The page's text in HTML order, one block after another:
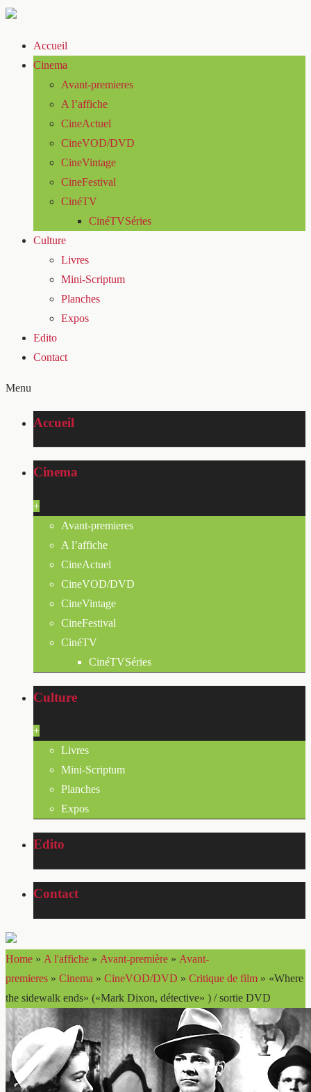
Accueil
Cinema
Avant-premieres
A l’affiche
CineActuel
CineVOD/DVD
CineVintage
CineFestival
CinéTV
CinéTVSéries
Culture
Livres
Mini-Scriptum
Planches
Expos
Edito
Contact
Menu
Accueil
Cinema
+
Avant-premieres
A l’affiche
CineActuel
CineVOD/DVD
CineVintage
CineFestival
CinéTV
CinéTVSéries
Culture
+
Livres
Mini-Scriptum
Planches
Expos
Edito
Contact
Home » A l'affiche » Avant-première » Avant-
premieres » Cinema » CineVOD/DVD » Critique de film » «Where
the sidewalk ends» («Mark Dixon, détective» ) / sortie DVD